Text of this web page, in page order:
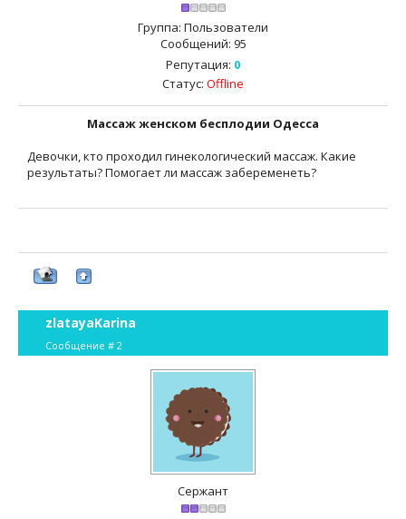
Группа: Пользователи
Сообщений: 95
Репутация: 0
Статус: Offline
Массаж женском бесплодии Одесса
Девочки, кто проходил гинекологический массаж. Какие
результаты? Помогает ли массаж забеременеть?
zlatayaKarina
Сообщение # 2
Сержант